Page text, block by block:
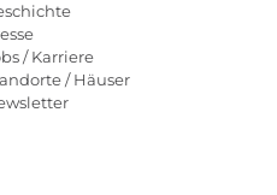
/ Karriere
/ Häuser